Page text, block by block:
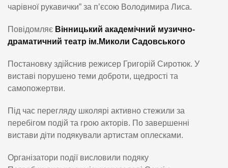
чарівної рукавички” за п’єсою Володимира Лиса.
Повідомляє Вінницький академічний музично-
драматичний театр ім.Миколи Садовського
Постановку здійснив режисер Григорій Сиротюк. У
виставі порушено теми доброти, щедрості та
самопожертви.
Під час перегляду школярі активно стежили за
перебігом подій та грою акторів. По завершенні
вистави діти подякували артистам оплесками.
Організатори події висловили подяку